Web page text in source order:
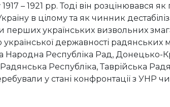
– 1921 рр. Тоді він розцінювався
в цілому та як чинник
перших українських визвольних
державності радянських
Народна Республіка Рад, Донецько-
Республіка, Таврійська
у стані конфронтації з УНР